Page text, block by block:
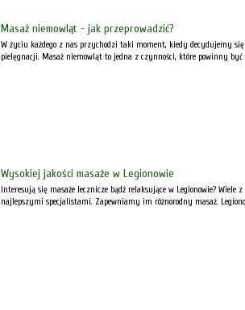
Masaż niemowląt - jak przeprowadzić?
W życiu każdego z nas przychodzi taki moment, kiedy decydujemy
pielęgnacji. Masaż niemowląt to jedna z czynności, które powinny
Wysokiej jakości masaże w Legionowie
Interesują się masaże lecznicze bądź relaksujące w Legionowie?
najlepszymi specjalistami. Zapewniamy im różnorodny masaż.